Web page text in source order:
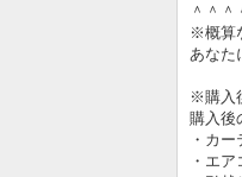
＾＾
※概算
あなた
※購入
購入後
・カ
・エア